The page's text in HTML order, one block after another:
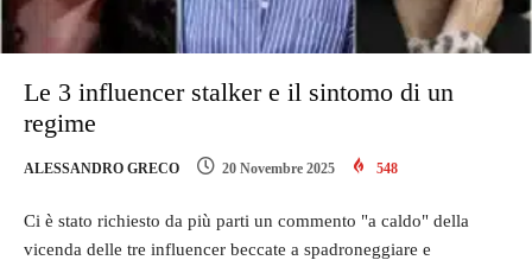
Le 3 influencer stalker e il sintomo di un
regime
ALESSANDRO GRECO 20 Novembre 2025 548
Ci è stato richiesto da più parti un commento "a caldo" della
vicenda delle tre influencer beccate a spadroneggiare e